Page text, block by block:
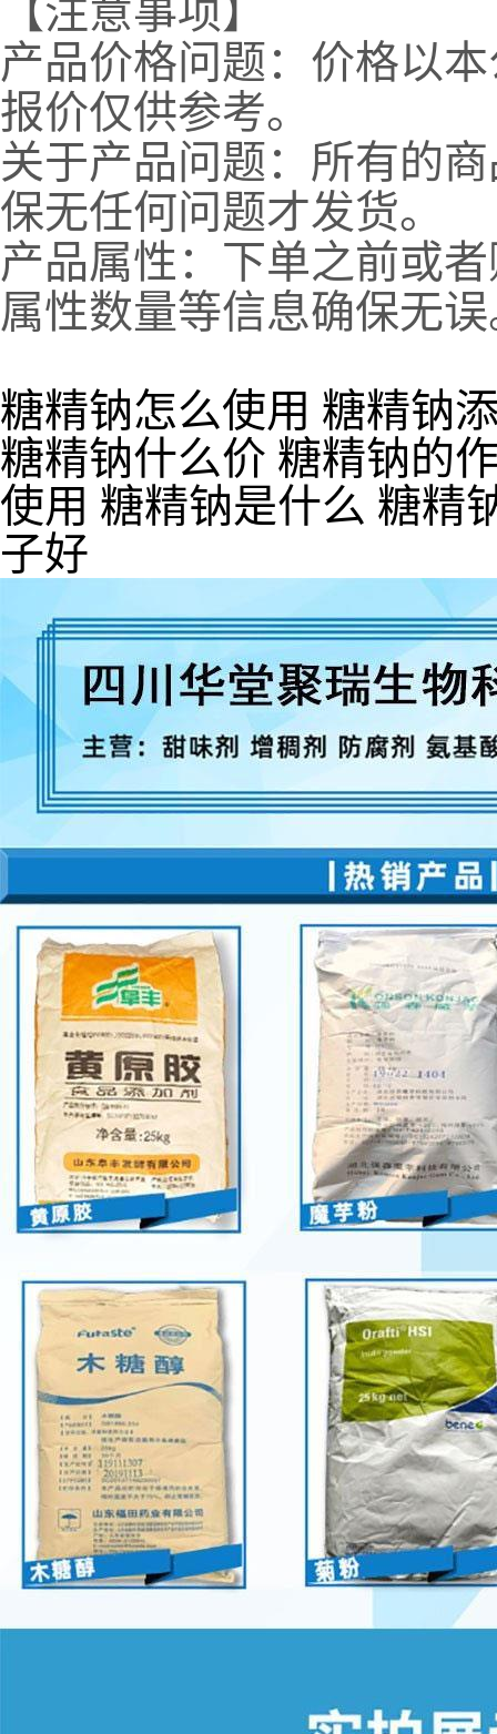
【注意事项】
产品价格问题：价格以
报价仅供参考。
关于产品问题：所有的
保无任何问题才发货。
产品属性：下单之前或
属性数量等信息确保无
糖精钠怎么使用 糖精钠
糖精钠什么价 糖精钠的
使用 糖精钠是什么 糖精
子好